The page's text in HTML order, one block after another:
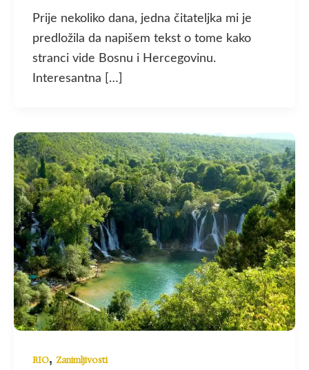
Prije nekoliko dana, jedna čitateljka mi je
predložila da napišem tekst o tome kako
stranci vide Bosnu i Hercegovinu.
Interesantna […]
RIO, Zanimljivosti